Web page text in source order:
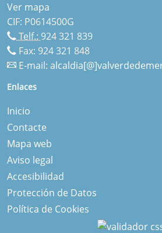
Ver mapa
CIF: P0614500G
Telf.: 924 321 839
Fax: 924 321 848
E-mail:
Enlaces
Inicio
Contacte
Mapa web
Aviso legal
Accesibilidad
Protección de Datos
Política de Cookies